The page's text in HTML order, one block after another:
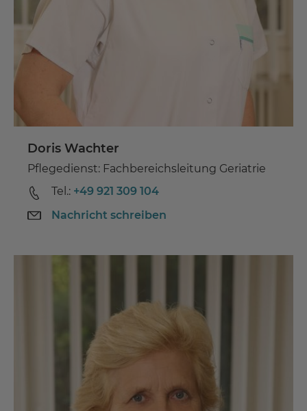
Doris Wachter
Pflegedienst: Fachbereichsleitung Geriatrie
Tel.: +49 921 309 104
Nachricht schreiben